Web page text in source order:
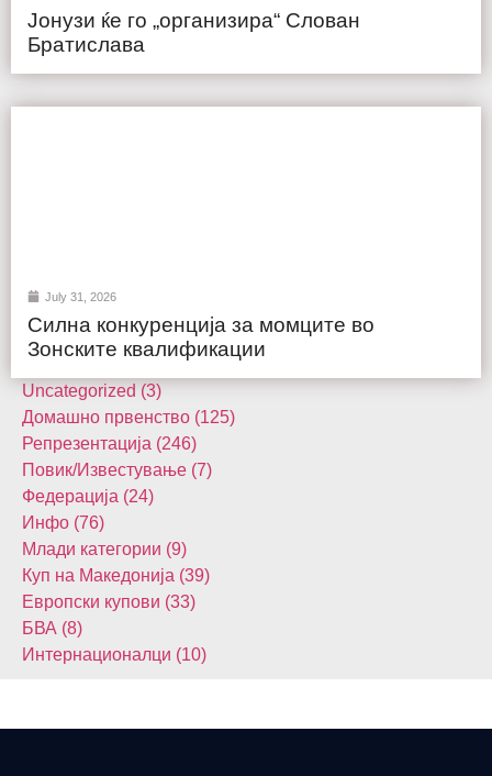
Јонузи ќе го „организира“ Слован
Братислава
July 31, 2026
Силна конкуренција за момците во
Зонските квалификации
Uncategorized (3)
Домашнo првенство (125)
Репрезентација (246)
Повик/Известување (7)
Федерација (24)
Инфо (76)
Млади категории (9)
Куп на Македонија (39)
Европски купови (33)
БВА (8)
Интернационалци (10)